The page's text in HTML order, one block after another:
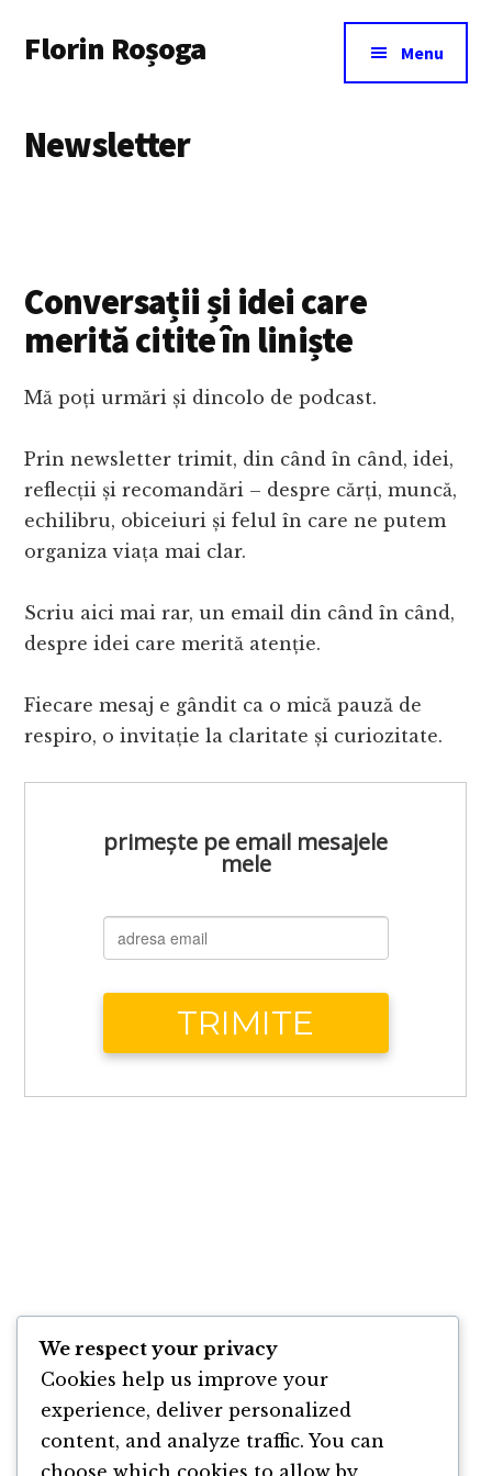
main
menu
Florin Roșoga Menu
Newsletter
Conversații și idei care
merită citite în liniște
Mă poți urmări și dincolo de podcast.
Prin newsletter trimit, din când în când, idei,
reflecții și recomandări – despre cărți, muncă,
echilibru, obiceiuri și felul în care ne putem
organiza viața mai clar.
Scriu aici mai rar, un email din când în când,
despre idei care merită atenție.
Fiecare mesaj e gândit ca o mică pauză de
respiro, o invitație la claritate și curiozitate.
Mă găsești și aici:
Pagina de Facebook
LinkedIn
YouTube
Spotify
Pagina de
We respect your privacy
Cookies help us improve your
experience, deliver personalized
content, and analyze traffic. You can
choose which cookies to allow by